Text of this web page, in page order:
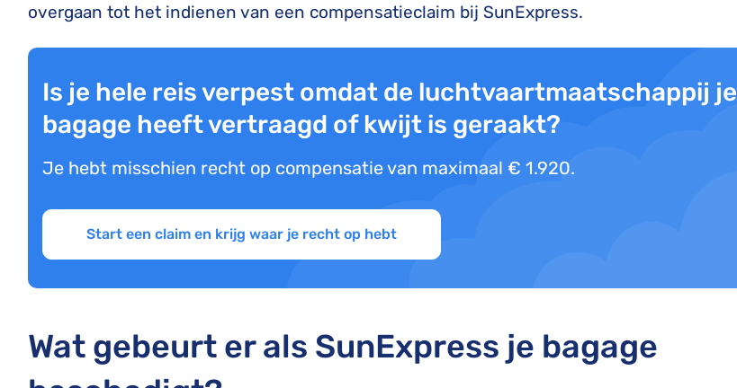
overgaan tot het indienen van een compensatieclaim bij SunExpress.
Is je hele reis verpest omdat de luchtvaartmaatschappij je
bagage heeft vertraagd of kwijt is geraakt?
Je hebt misschien recht op compensatie van maximaal € 1.920.
Start een claim en krijg waar je recht op hebt
Wat gebeurt er als SunExpress je bagage